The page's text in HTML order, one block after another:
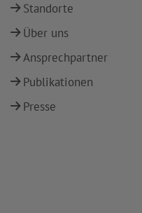
Standorte
Über uns
Ansprechpartner
Publikationen
Presse